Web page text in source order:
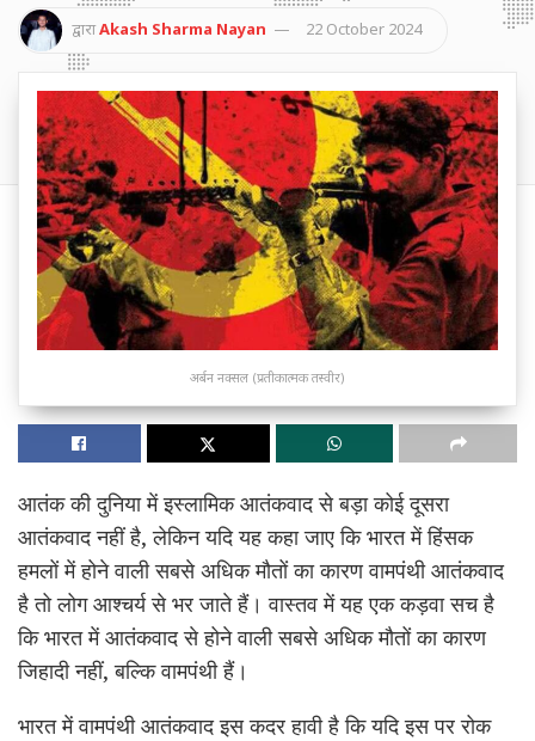
द्वाराAkash Sharma Nayan 22 October 2024
अर्बन नक्सल (प्रतीकात्मक तस्वीर)
आतंक की दुनिया में इस्लामिक आतंकवाद से बड़ा कोई दूसरा
आतंकवाद नहीं है, लेकिन यदि यह कहा जाए कि भारत में हिंसक
हमलों में होने वाली सबसे अधिक मौतों का कारण वामपंथी आतंकवाद
है तो लोग आश्चर्य से भर जाते हैं। वास्तव में यह एक कड़वा सच है
कि भारत में आतंकवाद से होने वाली सबसे अधिक मौतों का कारण
जिहादी नहीं, बल्कि वामपंथी हैं।
भारत में वामपंथी आतंकवाद इस कदर हावी है कि यदि इस पर रोक